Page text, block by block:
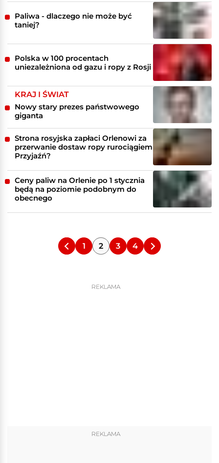
Paliwa - dlaczego nie może być
taniej?
Polska w 100 procentach
uniezależniona od gazu i ropy z Rosji
KRAJ I ŚWIAT
Nowy stary prezes państwowego
giganta
Strona rosyjska zapłaci Orlenowi za
przerwanie dostaw ropy rurociągiem
Przyjaźń?
Ceny paliw na Orlenie po 1 stycznia
będą na poziomie podobnym do
obecnego
1 2 3 4
REKLAMA
REKLAMA